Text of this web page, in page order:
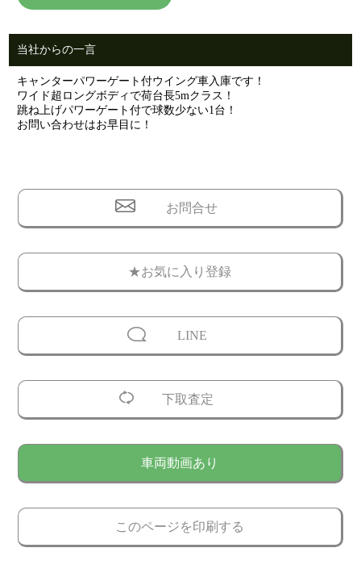
当社からの一言
キャンターパワーゲート付ウイング車入庫です！
ワイド超ロングボディで荷台長5mクラス！
跳ね上げパワーゲート付で球数少ない1台！
お問い合わせはお早目に！
お問合せ
★お気に入り登録
LINE
下取査定
車両動画あり
このページを印刷する